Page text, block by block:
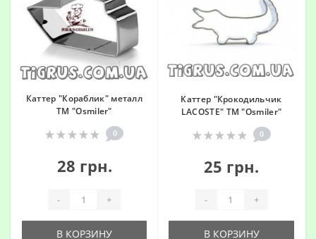
Каттер "Кораблик" металл
ТМ "Osmiler"
0
28 грн.
- +
В КОРЗИНУ
Каттер "Крокодильчик
LACOSTE" ТМ "Osmiler"
0
25 грн.
- +
В КОРЗИНУ